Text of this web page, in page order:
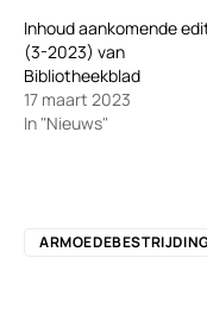
Inhoud aankomende
(3-2023) van
Bibliotheekblad
17 maart 2023
In "Nieuws"